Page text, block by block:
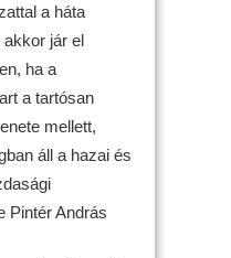
a háta
akkor jár el
ha a
a tartósan
mellett,
áll a hazai és
Pintér András